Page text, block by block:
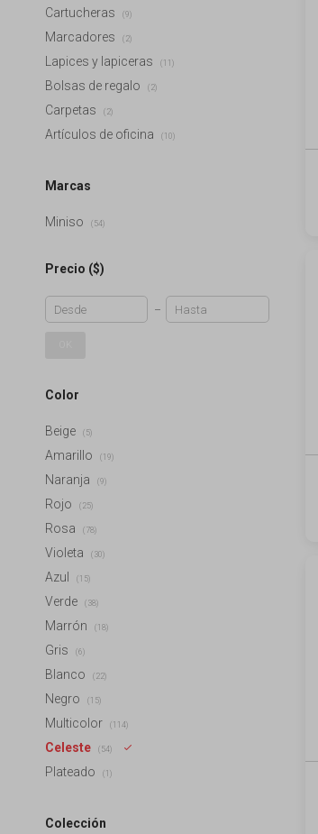
Cartucheras (9)
Marcadores (2)
Lapices y lapiceras (11)
Bolsas de regalo (2)
Carpetas (2)
Artículos de oficina (10)
Marcas
Miniso (54)
Precio ($)
Color
Beige (5)
Amarillo (19)
Naranja (9)
Rojo (25)
Rosa (78)
Violeta (30)
Azul (15)
Verde (38)
Marrón (18)
Gris (6)
Blanco (22)
Negro (15)
Multicolor (114)
Celeste (54)
Plateado (1)
Colección